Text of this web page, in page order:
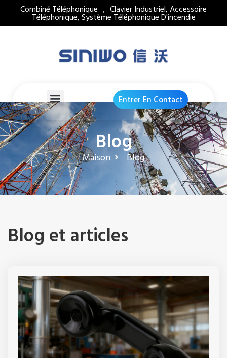
Combiné Téléphonique ， Clavier Industriel, Accessoire
Téléphonique, Système Téléphonique D'incendie
Entrer En Contact
Blog
Maison Blog
Blog et articles